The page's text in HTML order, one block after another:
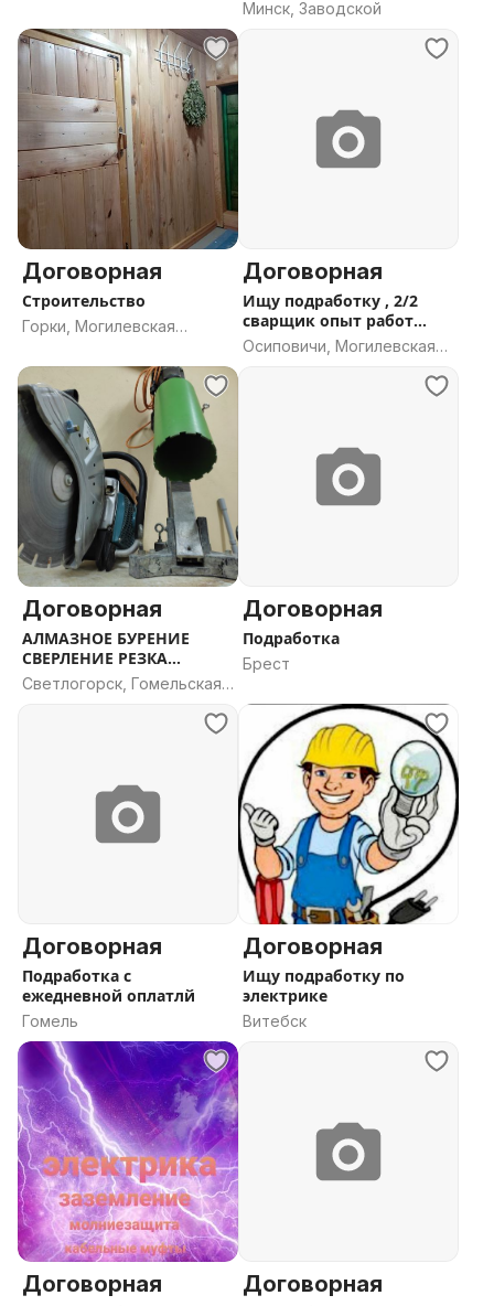
Минск, Заводской
Договорная
Строительство
Горки, Могилевская
Договорная
Ищу подработку , 2/2
сварщик опыт работ
трубопрово
Осиповичи, Могилевская
Договорная
АЛМАЗНОЕ БУРЕНИЕ
СВЕРЛЕНИЕ РЕЗКА
БЕТОНА
Светлогорск, Гомельская
Договорная
Подработка
Брест
Договорная
Подработка с
ежедневной оплатлй
Гомель
Договорная
Ищу подработку по
электрике
Витебск
Договорная Договорная